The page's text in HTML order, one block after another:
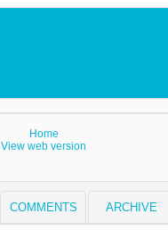
Home
View web version
COMMENTS ARCHIVE